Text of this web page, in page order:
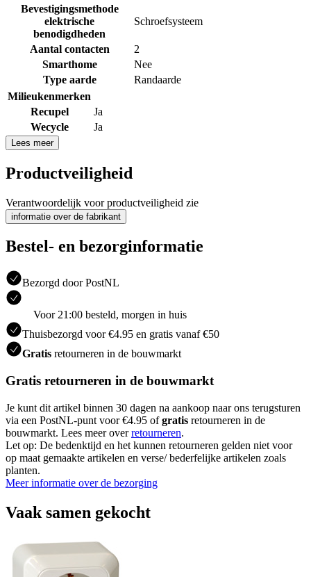
Bevestigingsmethode
elektrische
benodigdheden
Schroefsysteem
Aantal contacten
2
Smarthome
Nee
Type aarde
Randaarde
Milieukenmerken
Recupel
Ja
Wecycle
Ja
Lees meer
Productveiligheid
Verantwoordelijk voor productveiligheid zie
informatie over de fabrikant
Bestel- en bezorginformatie
Bezorgd door PostNL
Voor 21:00 besteld, morgen in huis
Thuisbezorgd voor €4.95 en gratis vanaf €50
Gratis retourneren in de bouwmarkt
Gratis retourneren in de bouwmarkt
Je kunt dit artikel binnen 30 dagen na aankoop naar ons terugsturen
via een PostNL-punt voor €4.95 ofgratis retourneren in de
bouwmarkt. Lees meer overretourneren.
Let op: De bedenktijd en het kunnen retourneren gelden niet voor
op maat gemaakte artikelen en verse/ bederfelijke artikelen zoals
planten.
Meer informatie over de bezorging
Vaak samen gekocht